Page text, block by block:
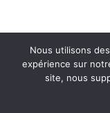
Nous utilisons
expérience sur
site, nous